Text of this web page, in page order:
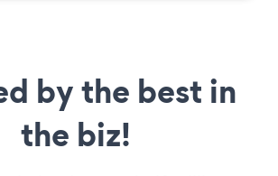
by the best in
the biz!